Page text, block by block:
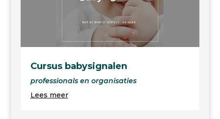
Cursus babysignalen
professionals en organisaties
Lees meer